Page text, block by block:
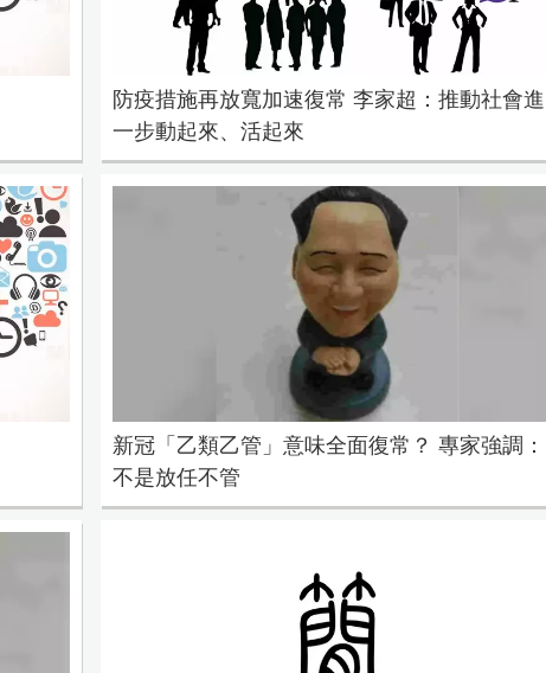
防疫措施再放寬加速復常 李家超：推動社會進
一步動起來、活起來
新冠「乙類乙管」意味全面復常？ 專家強調：
不是放任不管